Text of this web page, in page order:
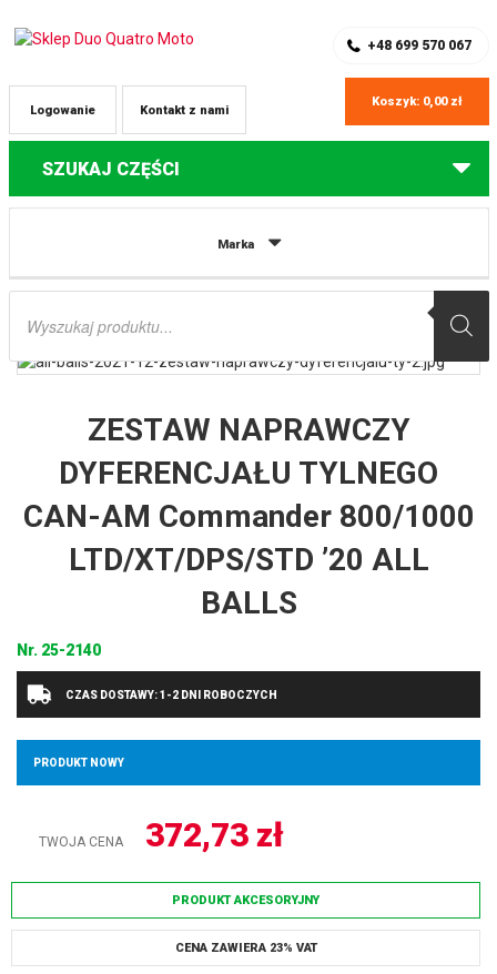
+48 699 570 067
Kontakt z nami
Logowanie
Koszyk: 0,00 zł
SZUKAJ CZĘŚCI
Marka
Wyszukiwarka
Części do quadów Can-Am
’20 ALL BALLS
ZESTAW NAPRAWCZY
DYFERENCJAŁU TYLNEGO
CAN-AM Commander 800/1000
LTD/XT/DPS/STD ’20 ALL
BALLS
Nr. 25-2140
CZAS DOSTAWY: 1-2 DNI ROBOCZYCH
PRODUKT NOWY
TWOJA CENA 372,73 zł
PRODUKT AKCESORYJNY
CENA ZAWIERA 23% VAT